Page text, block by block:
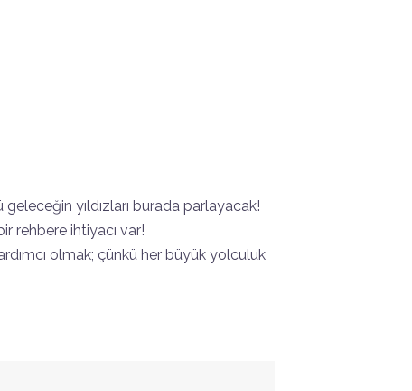
yıldızları burada parlayacak!
rehbere ihtiyacı var!
olmak; çünkü her büyük yolculuk